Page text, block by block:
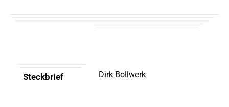
Steckbrief Dirk Bollwerk